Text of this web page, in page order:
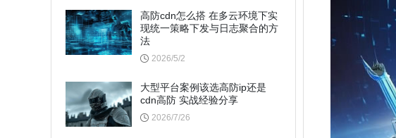
高防cdn怎么搭 在多云环境下实
现统一策略下发与日志聚合的方
法
2026/5/2
大型平台案例该选高防ip还是
cdn高防 实战经验分享
2026/7/26